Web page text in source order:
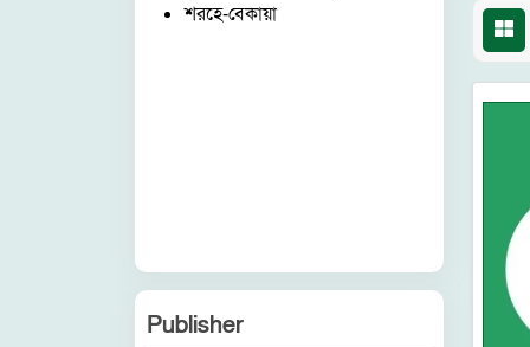
শরহে-বেকায়া
Publisher